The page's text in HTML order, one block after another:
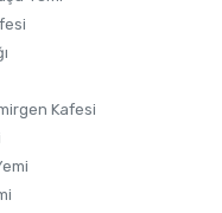
Kafesi